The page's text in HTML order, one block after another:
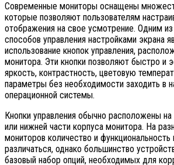
Современные мониторы оснащены
которые позволяют пользователям
отображения на свое усмотрение. Одним
способов управления настройками экрана
использование кнопок управления,
монитора. Эти кнопки позволяют быстро и
яркость, контрастность, цветовую
параметры без необходимости заходить в
операционной системы.
Кнопки управления обычно расположены
или нижней части корпуса монитора. На
мониторов количество и функциональность
различаться, однако большинство
базовый набор опций, необходимых для